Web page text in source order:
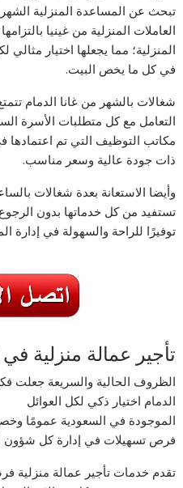
تبحث عن المساعدة المنزلية
العاملات المنزلية من غينيا
المنزلية؛ مما يجعلها اختيار
في كل ما يخص البيت.
شغالات بالشهر من غانا الدمام
التعامل مع كل متطلبات الأسرة
مكاتب التوظيف التي تم اعتمادها
ذات جودة عالية وسعر مناسب.
وأيضا الاستعانة بعدة شغالات
تستفيد من كل خدماتها بدون
توفيرًا للراحة والسهولة في إدارة
تأجير عمالة منزلية في
الظروف الحالية والسريعة جعلت
الدمام اختيار ذكي لكل العوائل
الموجودة في السعودية عمومًا
فرص تسهيلات في إدارة كل شؤون
تقدم خدمات تأجير عمالة منزلية